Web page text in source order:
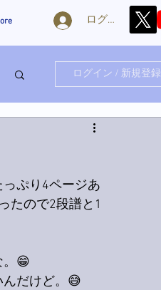
ログイン
ログイン / 新規登録
ぷり4ページあ
たので2段譜と1
。😁
だけど。😅